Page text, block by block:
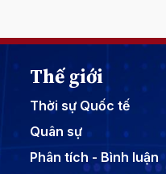
Thế giới
Thời sự Quốc tế
Quân sự
Phân tích - Bình luận